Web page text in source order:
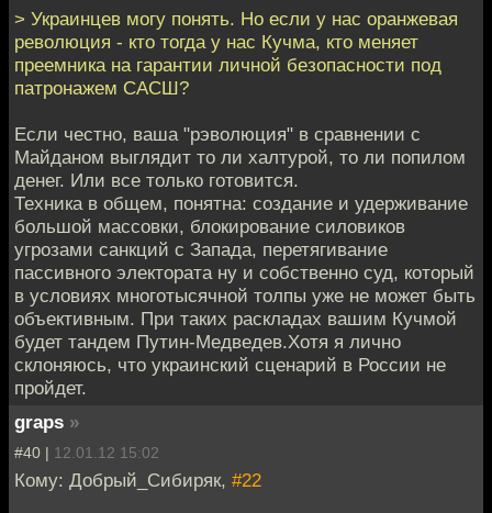
> Украинцев могу понять. Но если у нас оранжевая
революция - кто тогда у нас Кучма, кто меняет
преемника на гарантии личной безопасности под
патронажем САСШ?
Если честно, ваша "рэволюция" в сравнении с
Майданом выглядит то ли халтурой, то ли попилом
денег. Или все только готовится.
Техника в общем, понятна: создание и удерживание
большой массовки, блокирование силовиков
угрозами санкций с Запада, перетягивание
пассивного электората ну и собственно суд, который
в условиях многотысячной толпы уже не может быть
объективным. При таких раскладах вашим Кучмой
будет тандем Путин-Медведев.Хотя я лично
склоняюсь, что украинский сценарий в России не
пройдет.
graps »
#40 | 12.01.12 15:02
Кому: Добрый_Сибиряк, #22